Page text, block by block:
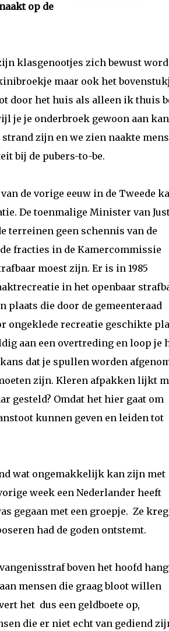
op de
klasgenootjes zich bewust
maar ook het
door het huis als alleen ik thuis
je je onderbroek gewoon aan kan
zijn en we zien naakte
bij de pubers-to-be.
de vorige eeuw in de Tweede
De toenmalige Minister van
terreinen geen schennis van de
fracties in de Kamercommissie
moest zijn. Er is in 1985
in het openbaar
plaats die door de gemeenteraad
ongeklede recreatie geschikte
aan een overtreding en loop je
dat je spullen worden
zijn. Kleren afpakken lijkt
gesteld? Omdat het hier gaat om
kunnen geven en leiden tot
wat ongemakkelijk kan zijn met
week een Nederlander heeft
gegaan met een groepje. Ze
had de goden ontstemt.
boven het hoofd
mensen die graag bloot willen
het dus een geldboete op,
die er niet echt van gediend